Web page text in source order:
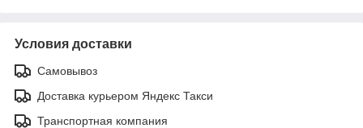
Условия доставки
Самовывоз
Доставка курьером Яндекс Такси
Транспортная компания